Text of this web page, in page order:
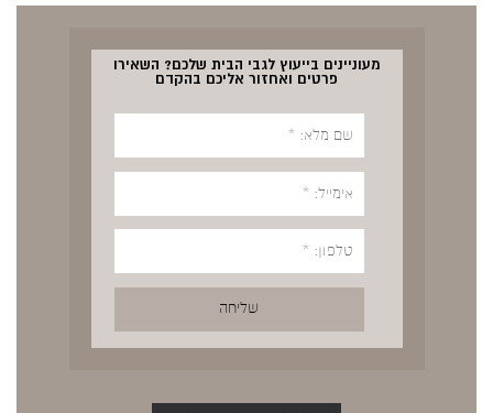
מעוניינים בייעוץ לגבי הבית שלכם? השאירו
פרטים ואחזור אליכם בהקדם